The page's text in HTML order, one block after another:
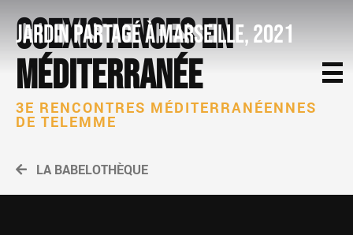
Coexistences en
Méditerranée
3E RENCONTRES MÉDITERRANÉENNES
DE TELEMME
LA BABELOTHÈQUE
Jardin partagé à Marseille, 2021